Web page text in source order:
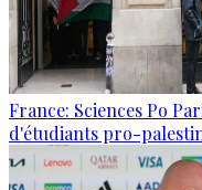
France: Sciences Po
d'étudiants pro-